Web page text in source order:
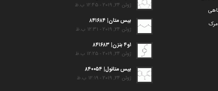
مرک
ژوئن 24, 2019 - 12:45 ب.ظ
بیس متان| ۸۴۱۶۸۴
ژوئن 24, 2019 - 12:31 ب.ظ
۱و۴ بنزن| ۸۴۱۶۸۳
ژوئن 24, 2019 - 12:25 ب.ظ
بیس متانول| ۸۴۰۰۵۴
ژوئن 24, 2019 - 12:19 ب.ظ